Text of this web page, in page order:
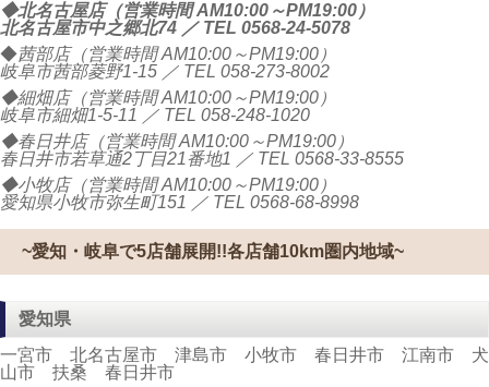
◆北名古屋店（営業時間 AM10:00～PM19:00）
北名古屋市中之郷北74 ／ TEL 0568-24-5078
◆茜部店（営業時間 AM10:00～PM19:00）
岐阜市茜部菱野1-15 ／ TEL 058-273-8002
◆細畑店（営業時間 AM10:00～PM19:00）
岐阜市細畑1-5-11 ／ TEL 058-248-1020
◆春日井店（営業時間 AM10:00～PM19:00）
春日井市若草通2丁目21番地1 ／ TEL 0568-33-8555
◆小牧店（営業時間 AM10:00～PM19:00）
愛知県小牧市弥生町151 ／ TEL 0568-68-8998
~愛知・岐阜で5店舗展開!!各店舗10km圏内地域~
愛知県
一宮市 北名古屋市 津島市 小牧市 春日井市 江南市 犬
山市 扶桑 春日井市